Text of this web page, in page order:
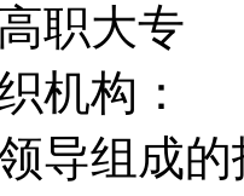
高职大
机构：
导组成